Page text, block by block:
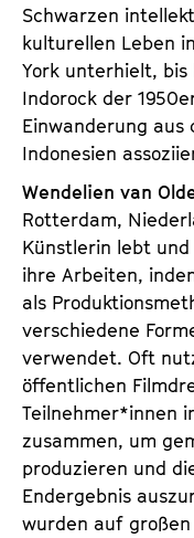
Schwarzen
kulturellen Leben
York unterhielt,
Indorock der
Einwanderung aus
Indonesien
Wendelien van
Rotterdam,
Künstlerin lebt
ihre Arbeiten,
als
verschiedene
verwendet. Oft
öffentlichen
Teilnehmer*innen
zusammen, um
produzieren und
Endergebnis
wurden auf